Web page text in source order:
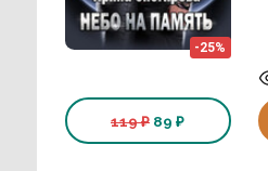
-25%
119 ₽ 89 ₽